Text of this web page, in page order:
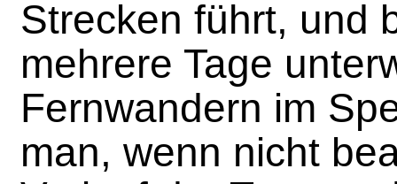
Strecken führt, und
mehrere Tage
Fernwandern im
man, wenn nicht